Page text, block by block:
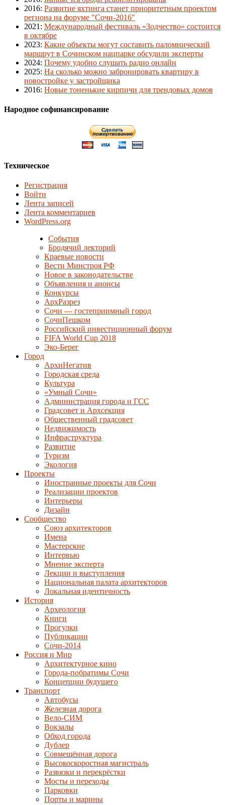
2016: Развитие яхтинга станет приоритетным проектом
региона на форуме "Сочи-2016"
2021 : Международный фестиваль «Зодчество» состоится
в октябре
2023: Какие объекты могут составить паломнический
маршрут в Сочинском нацпарке обсудили эксперты
2024: Почему удобно слушать радио онлайн
2025: На сколько можно забронировать квартиру в
новостройке у застройщика
2016: Новые тоненькие кирпичи для трендовых домов
Народное софинансирование
Техническое
Регистрация
Войти
Лента записей
Лента комментариев
WordPress.org
События
Бродячий лекторий
Краевые новости
Вести Минстроя РФ
Новое в законодательстве
Объявления и анонсы
Конкурсы
АрхРазрез
Сочи — гостеприимный город
СочиПешком
Российский инвестиционный форум
FIFA World Cup 2018
Эко-Берег
Город
АрхиНегатив
Городская среда
Культура
«Умный Сочи»
Администрация города и ГСС
Градсовет и Архсекция
Общественный градсовет
Недвижимость
Инфраструктура
Развитие
Туризм
Экология
Проекты
Иностранные проекты для Сочи
Реализации проектов
Интерьеры
Дизайн
Сообщество
Союз архитекторов
Имена
Мастерские
Интервью
Мнение эксперта
Лекции и выступления
Национальная палата архитекторов
Локальная идентичность
История
Археология
Книги
Прогулки
Публикации
Сочи-2014
Россия и Мир
Архитектурное кино
Города-побратимы Сочи
Концепции будущего
Транспорт
Автобусы
Железная дорога
Вело-СИМ
Вокзалы
Обход города
Дублер
Совмещённая дорога
Высокоскоростная магистраль
Развязки и перекрёстки
Мосты и переходы
Парковки
Порты и марины